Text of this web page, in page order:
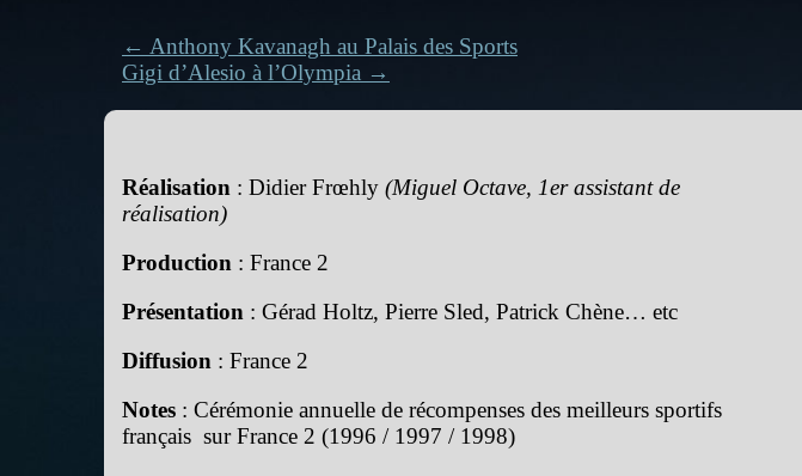
← Anthony Kavanagh au Palais des Sports
Gigi d’Alesio à l’Olympia →
Réalisation : Didier Frœhly (Miguel Octave, 1er assistant de
réalisation)
Production : France 2
Présentation : Gérad Holtz, Pierre Sled, Patrick Chène… etc
Diffusion : France 2
Notes : Cérémonie annuelle de récompenses des meilleurs sportifs
français sur France 2 (1996 / 1997 / 1998)